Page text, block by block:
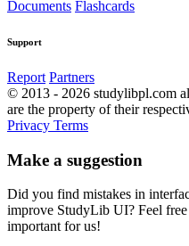
Documents Flashcards
Support
Report Partners
© 2013 - 2026 studylibpl.com
are the property of their
Privacy Terms
Make a suggestion
Did you find mistakes in
improve StudyLib UI? Feel
important for us!